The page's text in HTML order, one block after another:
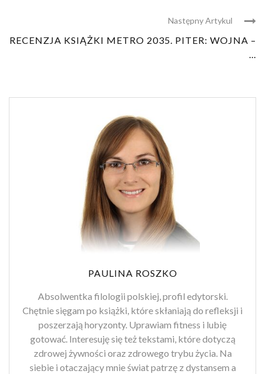
Następny Artykul
RECENZJA KSIĄŻKI METRO 2035. PITER: WOJNA –
PAULINA ROSZKO
Absolwentka filologii polskiej, profil edytorski.
Chętnie sięgam po książki, które skłaniają do refleksji i
poszerzają horyzonty. Uprawiam fitness i lubię
gotować. Interesuję się też tekstami, które dotyczą
zdrowej żywności oraz zdrowego trybu życia. Na
siebie i otaczający mnie świat patrzę z dystansem a